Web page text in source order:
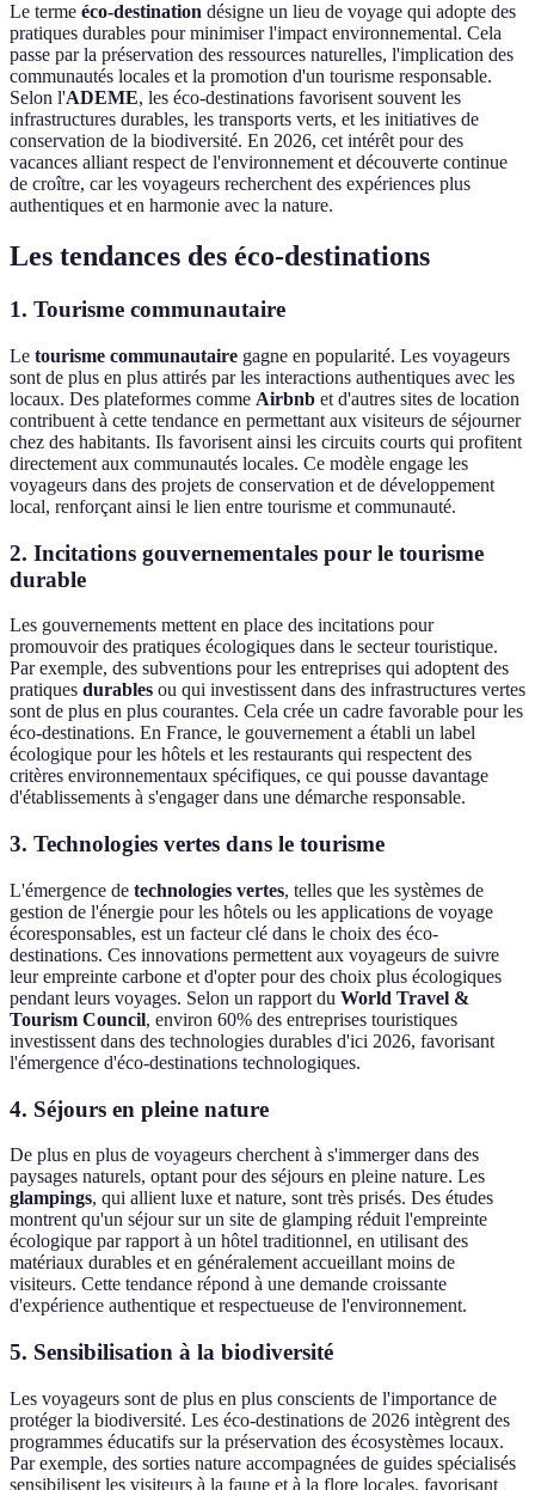
Le terme éco-destination désigne un lieu de voyage qui adopte des
pratiques durables pour minimiser l'impact environnemental. Cela
passe par la préservation des ressources naturelles, l'implication des
communautés locales et la promotion d'un tourisme responsable.
Selon l'ADEME, les éco-destinations favorisent souvent les
infrastructures durables, les transports verts, et les initiatives de
conservation de la biodiversité. En 2026, cet intérêt pour des
vacances alliant respect de l'environnement et découverte continue
de croître, car les voyageurs recherchent des expériences plus
authentiques et en harmonie avec la nature.
Les tendances des éco-destinations
1. Tourisme communautaire
Le tourisme communautaire gagne en popularité. Les voyageurs
sont de plus en plus attirés par les interactions authentiques avec les
locaux. Des plateformes comme Airbnb et d'autres sites de location
contribuent à cette tendance en permettant aux visiteurs de séjourner
chez des habitants. Ils favorisent ainsi les circuits courts qui profitent
directement aux communautés locales. Ce modèle engage les
voyageurs dans des projets de conservation et de développement
local, renforçant ainsi le lien entre tourisme et communauté.
2. Incitations gouvernementales pour le tourisme
durable
Les gouvernements mettent en place des incitations pour
promouvoir des pratiques écologiques dans le secteur touristique.
Par exemple, des subventions pour les entreprises qui adoptent des
pratiques durables ou qui investissent dans des infrastructures vertes
sont de plus en plus courantes. Cela crée un cadre favorable pour les
éco-destinations. En France, le gouvernement a établi un label
écologique pour les hôtels et les restaurants qui respectent des
critères environnementaux spécifiques, ce qui pousse davantage
d'établissements à s'engager dans une démarche responsable.
3. Technologies vertes dans le tourisme
L'émergence de technologies vertes, telles que les systèmes de
gestion de l'énergie pour les hôtels ou les applications de voyage
écoresponsables, est un facteur clé dans le choix des éco-
destinations. Ces innovations permettent aux voyageurs de suivre
leur empreinte carbone et d'opter pour des choix plus écologiques
pendant leurs voyages. Selon un rapport du World Travel &
Tourism Council, environ 60% des entreprises touristiques
investissent dans des technologies durables d'ici 2026, favorisant
l'émergence d'éco-destinations technologiques.
4. Séjours en pleine nature
De plus en plus de voyageurs cherchent à s'immerger dans des
paysages naturels, optant pour des séjours en pleine nature. Les
glampings, qui allient luxe et nature, sont très prisés. Des études
montrent qu'un séjour sur un site de glamping réduit l'empreinte
écologique par rapport à un hôtel traditionnel, en utilisant des
matériaux durables et en généralement accueillant moins de
visiteurs. Cette tendance répond à une demande croissante
d'expérience authentique et respectueuse de l'environnement.
5. Sensibilisation à la biodiversité
Les voyageurs sont de plus en plus conscients de l'importance de
protéger la biodiversité. Les éco-destinations de 2026 intègrent des
programmes éducatifs sur la préservation des écosystèmes locaux.
Par exemple, des sorties nature accompagnées de guides spécialisés
sensibilisent les visiteurs à la faune et à la flore locales, favorisant